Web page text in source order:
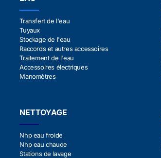
Transfert de l'eau
Tuyaux
Stockage de l'eau
Raccords et autres accessoires
Traitement de l'eau
Accessoires électriques
Manomètres
NETTOYAGE
Nhp eau froide
Nhp eau chaude
Stations de lavage